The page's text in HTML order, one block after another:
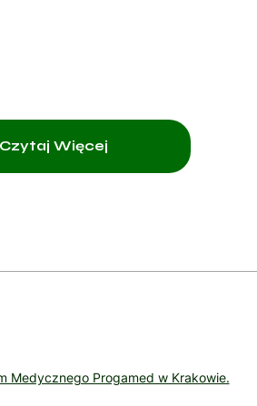
Medycznego Progamed w Krakowie.
Czytaj Więcej